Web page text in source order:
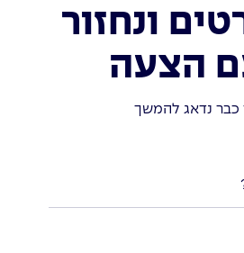
ונחזור
הצעה
כבר נדאג להמשך